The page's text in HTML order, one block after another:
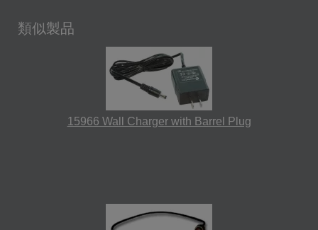
類似製品
15966 Wall Charger with Barrel Plug